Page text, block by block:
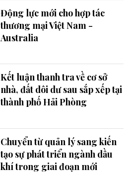
Động lực mới cho hợp tác
thương mại Việt Nam -
Australia
Kết luận thanh tra về cơ sở
nhà, đất dôi dư sau sắp xếp tại
thành phố Hải Phòng
Chuyển từ quản lý sang kiến
tạo sự phát triển ngành dầu
khí trong giai đoạn mới